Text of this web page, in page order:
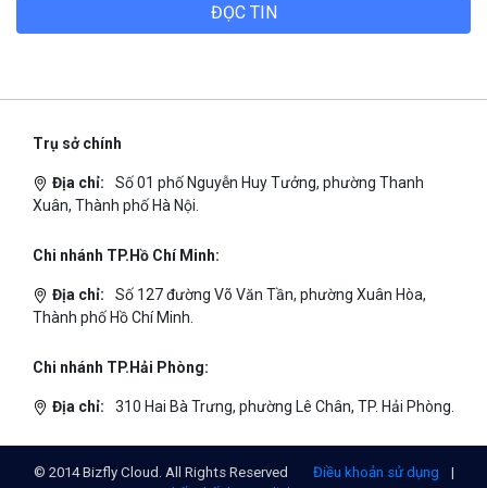
ĐỌC TIN
Trụ sở chính
Địa chỉ:
Số 01 phố Nguyễn Huy Tưởng, phường Thanh
Xuân, Thành phố Hà Nội.
Chi nhánh TP.Hồ Chí Minh:
Địa chỉ:
Số 127 đường Võ Văn Tần, phường Xuân Hòa,
Thành phố Hồ Chí Minh.
Chi nhánh TP.Hải Phòng:
Địa chỉ: 310 Hai Bà Trưng, phường Lê Chân, TP. Hải Phòng.
© 2014 Bizfly Cloud. All Rights Reserved Điều khoản sử dụng
|